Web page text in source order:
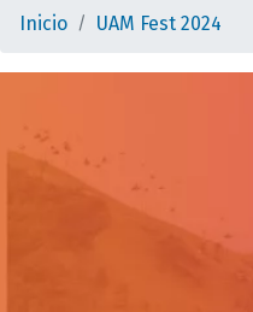
Inicio UAM Fest 2024